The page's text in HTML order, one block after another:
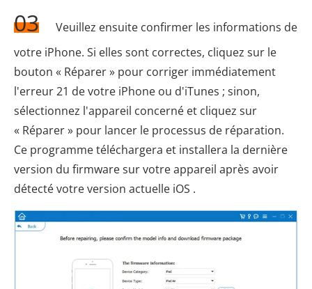
03
Veuillez ensuite confirmer les informations de
votre iPhone. Si elles sont correctes, cliquez sur le
bouton « Réparer » pour corriger immédiatement
l'erreur 21 de votre iPhone ou d'iTunes ; sinon,
sélectionnez l'appareil concerné et cliquez sur
« Réparer » pour lancer le processus de réparation.
Ce programme téléchargera et installera la dernière
version du firmware sur votre appareil après avoir
détecté votre version actuelle iOS .